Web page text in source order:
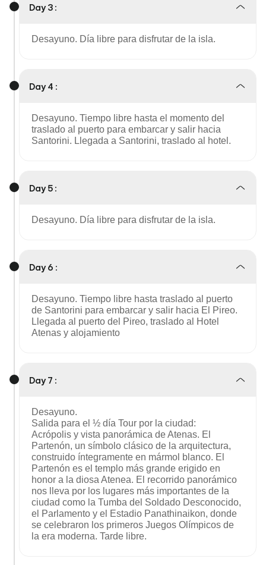
Day 3 :
Desayuno. Día libre para disfrutar de la isla.
Day 4 :
Desayuno. Tiempo libre hasta el momento del
traslado al puerto para embarcar y salir hacia
Santorini. Llegada a Santorini, traslado al hotel.
Day 5 :
Desayuno. Día libre para disfrutar de la isla.
Day 6 :
Desayuno. Tiempo libre hasta traslado al puerto
de Santorini para embarcar y salir hacia El Pireo.
Llegada al puerto del Pireo, traslado al Hotel
Atenas y alojamiento
Day 7 :
Desayuno.
Salida para el ½ día Tour por la ciudad:
Acrópolis y vista panorámica de Atenas. El
Partenón, un símbolo clásico de la arquitectura,
construido íntegramente en mármol blanco. El
Partenón es el templo más grande erigido en
honor a la diosa Atenea. El recorrido panorámico
nos lleva por los lugares más importantes de la
ciudad como la Tumba del Soldado Desconocido,
el Parlamento y el Estadio Panathinaikon, donde
se celebraron los primeros Juegos Olímpicos de
la era moderna. Tarde libre.